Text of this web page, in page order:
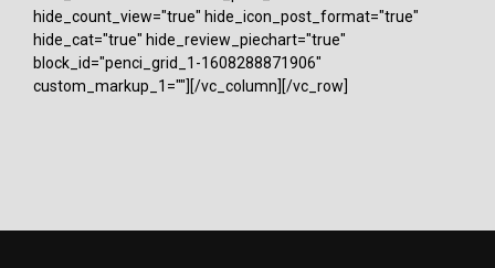
hide_count_view="true" hide_icon_post_format="true"
hide_cat="true" hide_review_piechart="true"
block_id="penci_grid_1-1608288871906"
custom_markup_1=""][/vc_column][/vc_row]